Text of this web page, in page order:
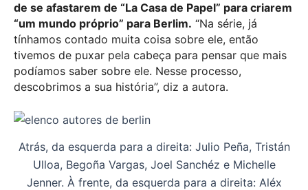
de se afastarem de “La Casa de Papel” para criarem
“um mundo próprio” para Berlim. “Na série, já
tínhamos contado muita coisa sobre ele, então
tivemos de puxar pela cabeça para pensar que mais
podíamos saber sobre ele. Nesse processo,
descobrimos a sua história”, diz a autora.
Atrás, da esquerda para a direita: Julio Peña, Tristán
Ulloa, Begoña Vargas, Joel Sanchéz e Michelle
Jenner. À frente, da esquerda para a direita: Aléx